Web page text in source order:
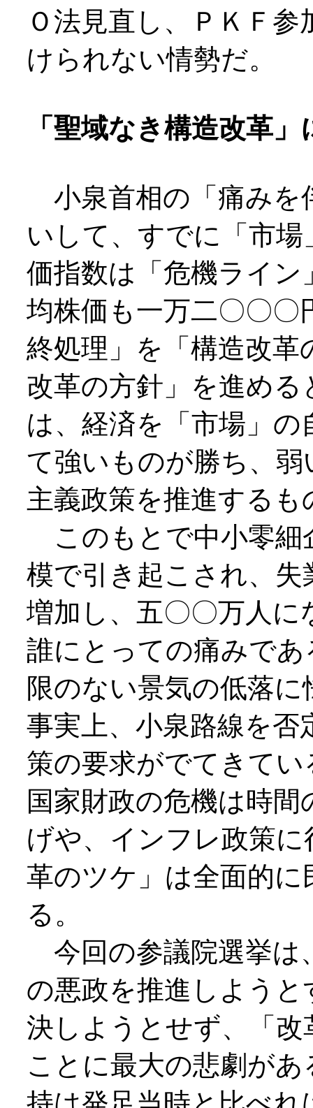
Ｏ法見直し、ＰＫＦ
けられない情勢だ。
「聖域なき構造改革
小泉首相の「痛みを
いして、すでに「市
価指数は「危機ライ
均株価も一万二〇〇〇
終処理」を「構造改革
改革の方針」を進め
は、経済を「市場」
て強いものが勝ち、
主義政策を推進するも
このもとで中小零細
模で引き起こされ、
増加し、五〇〇万人
誰にとっての痛みで
限のない景気の低落
事実上、小泉路線を否
策の要求がでてきて
国家財政の危機は時
げや、インフレ政策
革のツケ」は全面的
る。
今回の参議院選挙は
の悪政を推進しよう
決しようとせず、「
ことに最大の悲劇が